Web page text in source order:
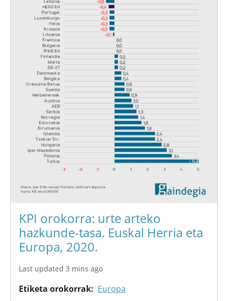
KPI orokorra: urte arteko
hazkunde-tasa. Euskal Herria eta
Europa, 2020.
Last updated 3 mins ago
Etiketa orokorrak Europa